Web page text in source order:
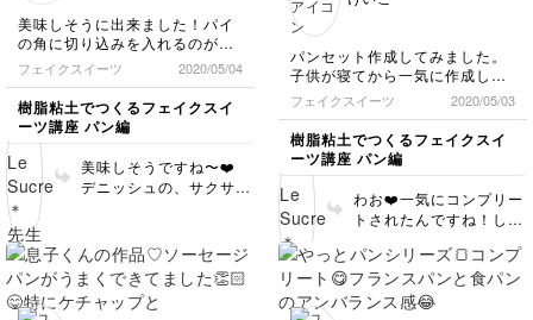
ると、うまくいくと思い
ます😊💕また何か分から
ないことがあったら聞い
てくださいね✨ でも、そ
の状況をここまで修復で
きたとはさすがです！言
ぐらい綺麗に仕上がって
いますね😍そして本当に
美味しそう♪ 素敵に作っ
て下さってありがとうご
ざいました！
てみてくださいね❤️また
ぜひお写真見せてくださ
い😊ありがとうございま
した♪
とってもお上手です！
がおありなので、どんど
ん上達すること間違いな
しです！！ 素敵に作っ
てくださり、ありがとう
ございました！😊 シュ
ークリームも、楽しい工
程が盛り沢山なので、ぜ
ひ楽しみながら作ってみ
てくださいね🎶
美味しそうに出来ました！パイ
の角に切り込みを入れるのが難
しかったのですが、今回も楽し
く作ることが出来ました！保育
園で働いているのですが、園児
に見せたら『パンだ～！』と喜
んでました😊他のパンも作って
みますね！
フェイクスイーツ 2020/05/04
樹脂粘土でつくるフェイクスイ
ーツ講座 パン編
美味しそうですね〜❤️
デニッシュの、サクサク
思わず食べたくなってし
まいました😋！ コロネ
の巻き方もお上手です！
保育園で働いておられる
パンセット作成してみました。
子供が寝てから一気に作成した
のですが楽しく作れました♡子
供もパンを見て思わず口に入れ
るくらいでした笑
フェイクスイーツ 2020/05/03
樹脂粘土でつくるフェイクスイ
ーツ講座 パン編
わお❤️一気にコンプリー
トされたんですね！しか
分でアレンジも加えてお
られて、とっても素敵で
す♫ これならお子さんも